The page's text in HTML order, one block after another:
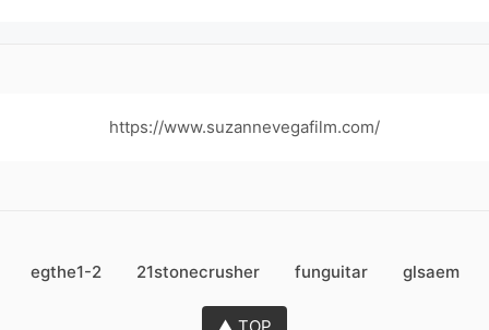
https://www.suzannevegafilm.com/
egthe1-2 21stonecrusher funguitar glsaem
▲ TOP